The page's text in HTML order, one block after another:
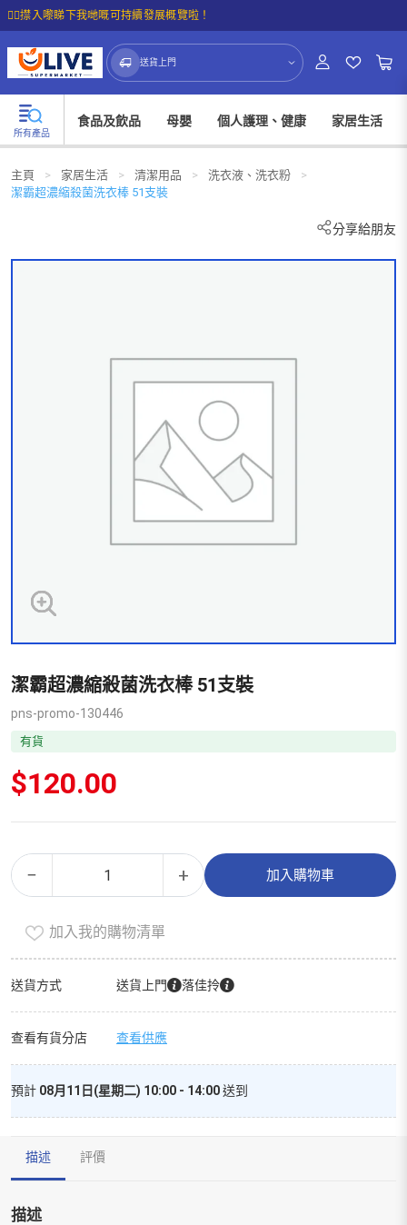
☝🏼㩒入嚟睇下我哋嘅可持續發展概覽啦！
送貨上門
所有產品
食品及飲品 母嬰 個人護理、健康 家居生活
主頁 > 家居生活 > 清潔用品 > 洗衣液、洗衣粉
>
潔霸超濃縮殺菌洗衣棒 51支裝
分享給朋友
潔霸超濃縮殺菌洗衣棒 51支裝
pns-promo-130446
有貨
$120.00
−
潔
霸
縮
殺
衣
棒
51
支
量
+ 加入購物車
Alternative:
加入我的購物清單
送貨方式 送貨上門 落佳拎
查看有貨分店 查看供應
預計 08月11日(星期二) 10:00 - 14:00送到
描述 評價
描述